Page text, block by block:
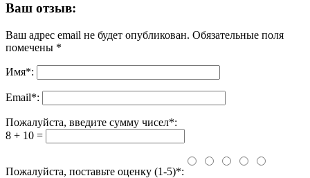
Ваш отзыв:
Ваш адрес email не будет опубликован. Обязательные поля
помечены *
Имя*:
Email*:
Пожалуйста, введите сумму чисел*:
8 + 10 =
Пожалуйста, поставьте оценку (1-5)*: